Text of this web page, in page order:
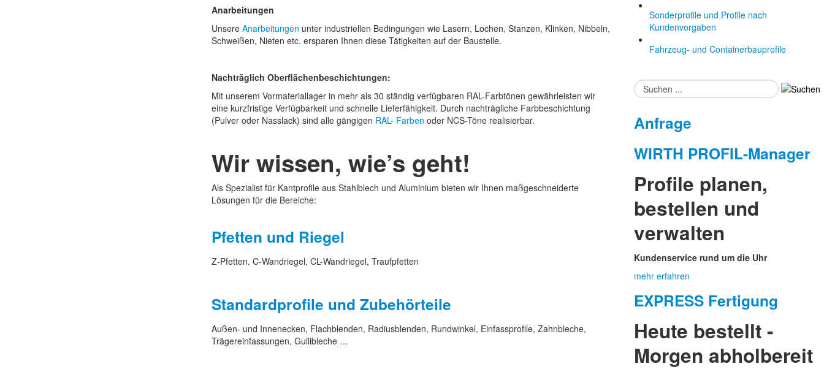
Anarbeitungen
Unsere Anarbeitungen unter industriellen Bedingungen wie Lasern, Lochen, Stanzen, Klinken, Nibbeln,
Schweißen, Nieten etc. ersparen Ihnen diese Tätigkeiten auf der Baustelle.
Nachträglich Oberflächenbeschichtungen:
Mit unserem Vormateriallager in mehr als 30 ständig verfügbaren RAL-Farbtönen gewährleisten wir
eine kurzfristige Verfügbarkeit und schnelle Lieferfähigkeit. Durch nachträgliche Farbbeschichtung
(Pulver oder Nasslack) sind alle gängigen RAL- Farben oder NCS-Töne realisierbar.
Wir wissen, wie’s geht!
Als Spezialist für Kantprofile aus Stahlblech und Aluminium bieten wir Ihnen maßgeschneiderte
Lösungen für die Bereiche:
Pfetten und Riegel
Z-Pfetten, C-Wandriegel, CL-Wandriegel, Traufpfetten
Standardprofile und Zubehörteile
Außen- und Innenecken, Flachblenden, Radiusblenden, Rundwinkel, Einfassprofile, Zahnbleche,
Trägereinfassungen, Gullibleche …
Sonderprofile und Profile nach
Kundenvorgaben
Fahrzeug- und Containerbauprofile
Suchen
...
Anfrage
WIRTH PROFIL-Manager
Profile planen,
bestellen und
verwalten
Kundenservice rund um die Uhr
mehr erfahren
EXPRESS Fertigung
Heute bestellt -
Morgen abholbereit